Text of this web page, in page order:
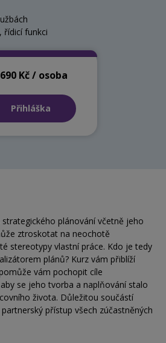
řídicí funkci
Kč / osoba
Přihláška
plánování včetně jeho
ztroskotat na neochotě
stereotypy vlastní práce. Kdo je tedy
plánů? Kurz vám přiblíží
vám pochopit cíle
se jeho tvorba a naplňování stalo
života. Důležitou součástí
přístup všech zúčastněných